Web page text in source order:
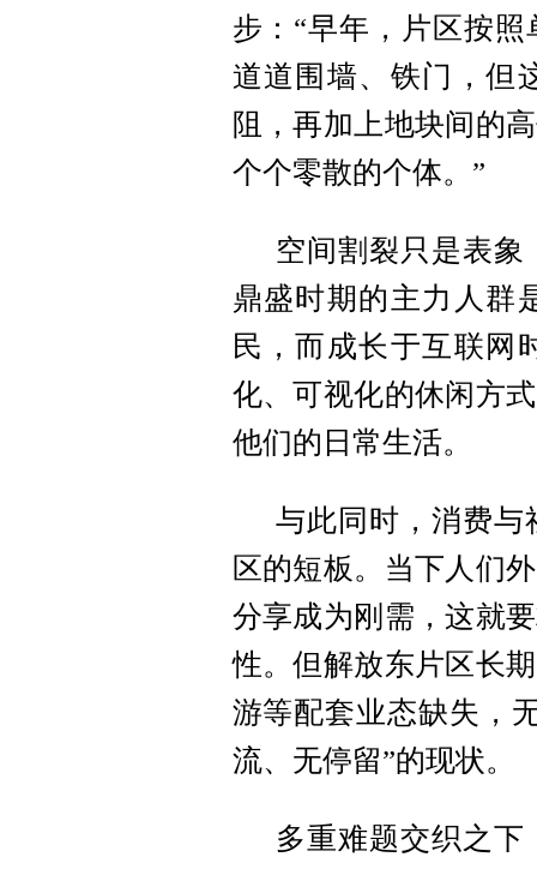
步：“早年，片区按
道道围墙、铁门，但
阻，再加上地块间的
个个零散的个体。”
空间割裂只是表
鼎盛时期的主力人群
民，而成长于互联网
化、可视化的休闲方
他们的日常生活。
与此同时，消费与
区的短板。当下人们
分享成为刚需，这就
性。但解放东片区长
游等配套业态缺失，
流、无停留”的现状。
多重难题交织之